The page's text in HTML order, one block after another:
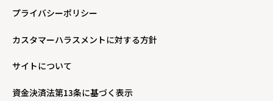
プライバシーポリシー
カスタマーハラスメントに対する方針
サイトについて
資金決済法第13条に基づく表示